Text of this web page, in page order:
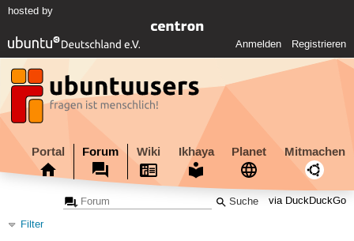
hosted by
Anmelden Registrieren
Portal Forum Wiki Ikhaya Planet Mitmachen
via DuckDuckGo
Filter